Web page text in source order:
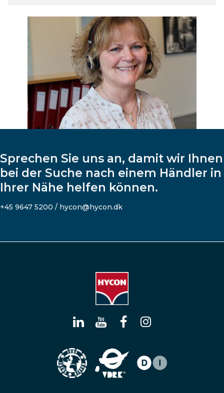
Sprechen Sie uns an, damit wir Ihnen
bei der Suche nach einem Händler in
Ihrer Nähe helfen können.
+45 9647 5200 / hycon@hycon.dk